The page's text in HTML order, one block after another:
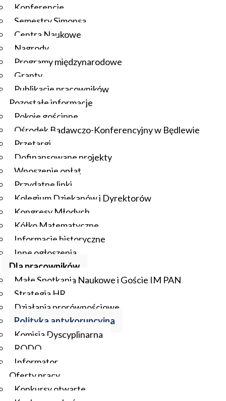
Konferencje
Semestry Simonsa
Centra Naukowe
Nagrody
Programy międzynarodowe
Granty
Publikacje pracowników
Pozostałe informacje
Pokoje gościnne
Ośrodek Badawczo-Konferencyjny w Będlewie
Przetargi
Dofinansowane projekty
Wnoszenie opłat
Przydatne linki
Kolegium Dziekanów i Dyrektorów
Kongresy Młodych
Kółko Matematyczne
Informacje historyczne
Inne ogłoszenia
Dla pracowników
Małe Spotkania Naukowe i Goście IM PAN
Strategia HR
Działania prorównościowe
Polityka antykorupcyjna
Komisja Dyscyplinarna
RODO
Informator
Oferty pracy
Konkursy otwarte